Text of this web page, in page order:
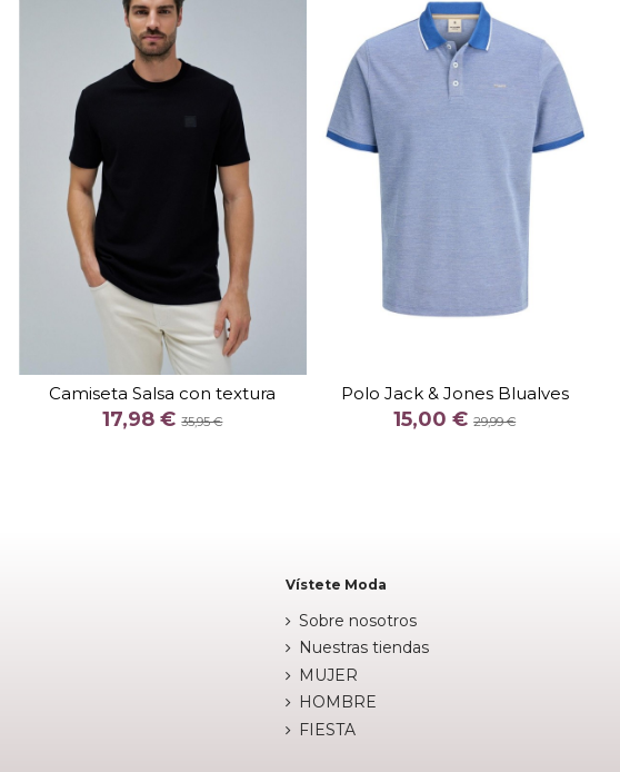
Camiseta Salsa con textura
17,98 €35,95 €
TALLA
M
COLOR
Polo Jack & Jones Blualves
15,00 €29,99 €
COLOR
Vístete Moda
Sobre nosotros
Nuestras tiendas
MUJER
HOMBRE
FIESTA